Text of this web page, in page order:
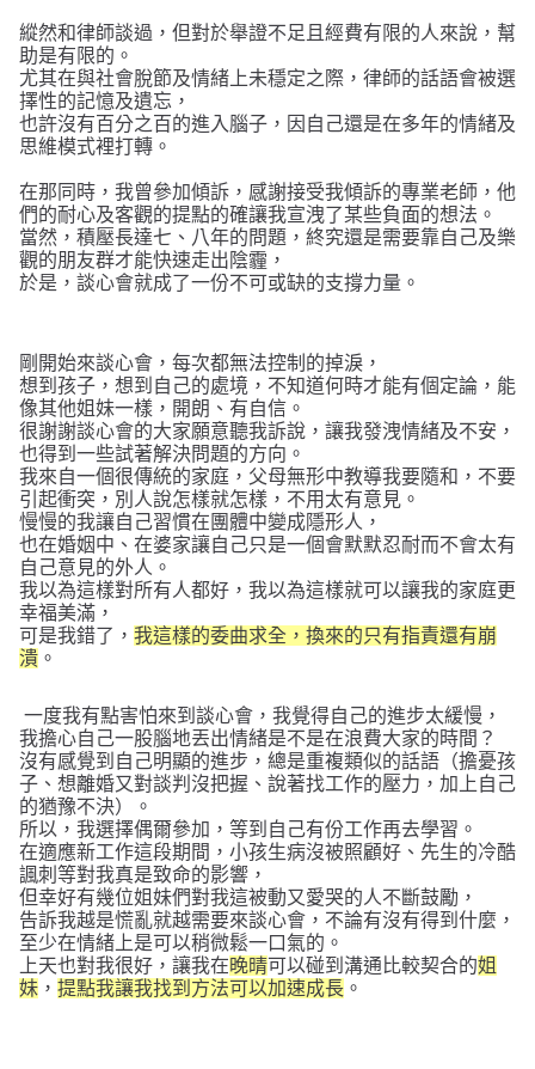
縱然和律師談過，但對於舉證不足且經費有限的人來說，幫
助是有限的。
尤其在與社會脫節及情緒上未穩定之際，律師的話語會被選
擇性的記憶及遺忘，
也許沒有百分之百的進入腦子，因自己還是在多年的情緒及
思維模式裡打轉。
在那同時，我曾參加傾訴，感謝接受我傾訴的專業老師，他
們的耐心及客觀的提點的確讓我宣洩了某些負面的想法。
當然，積壓長達七、八年的問題，終究還是需要靠自己及樂
觀的朋友群才能快速走出陰霾，
於是，談心會就成了一份不可或缺的支撐力量。
剛開始來談心會，每次都無法控制的掉淚，
想到孩子，想到自己的處境，不知道何時才能有個定論，能
像其他姐妹一樣，開朗、有自信。
很謝謝談心會的大家願意聽我訴說，讓我發洩情緒及不安，
也得到一些試著解決問題的方向。
我來自一個很傳統的家庭，父母無形中教導我要隨和，不要
引起衝突，別人說怎樣就怎樣，不用太有意見。
慢慢的我讓自己習慣在團體中變成隱形人，
也在婚姻中、在婆家讓自己只是一個會默默忍耐而不會太有
自己意見的外人。
我以為這樣對所有人都好，我以為這樣就可以讓我的家庭更
幸福美滿，
可是我錯了， 我這樣的委曲求全，換來的只有指責還有崩
潰 。
一度我有點害怕來到談心會，我覺得自己的進步太緩慢，
我擔心自己一股腦地丟出情緒是不是在浪費大家的時間？
沒有感覺到自己明顯的進步，總是重複類似的話語（擔憂孩
子、想離婚又對談判沒把握、說著找工作的壓力，加上自己
的猶豫不決）。
所以，我選擇偶爾參加，等到自己有份工作再去學習。
在適應新工作這段期間，小孩生病沒被照顧好、先生的冷酷
諷刺等對我真是致命的影響，
但幸好有幾位姐妹們對我這被動又愛哭的人不斷鼓勵，
告訴我越是慌亂就越需要來談心會，不論有沒有得到什麼，
至少在情緒上是可以稍微鬆一口氣的。
上天也對我很好，讓我在晚晴可以碰到溝通比較契合的姐
妹 ， 提點我讓我找到方法可以加速成長 。